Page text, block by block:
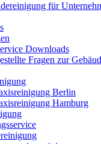
für
Downloads
Fragen zur
Berlin
Hamburg